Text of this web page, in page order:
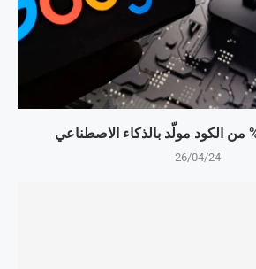
26/04/24